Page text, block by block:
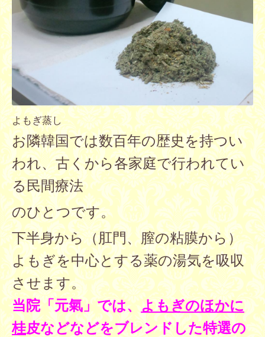
よもぎ蒸し
お隣韓国では数百年の歴史を持つい
われ、古くから各家庭で行われてい
る民間療法
のひとつです。
下半身から（肛門、膣の粘膜から）
よもぎを中心とする薬の湯気を吸収
させます。
当院「元氣」では、よもぎのほかに
桂皮などなどをブレンドした特選の